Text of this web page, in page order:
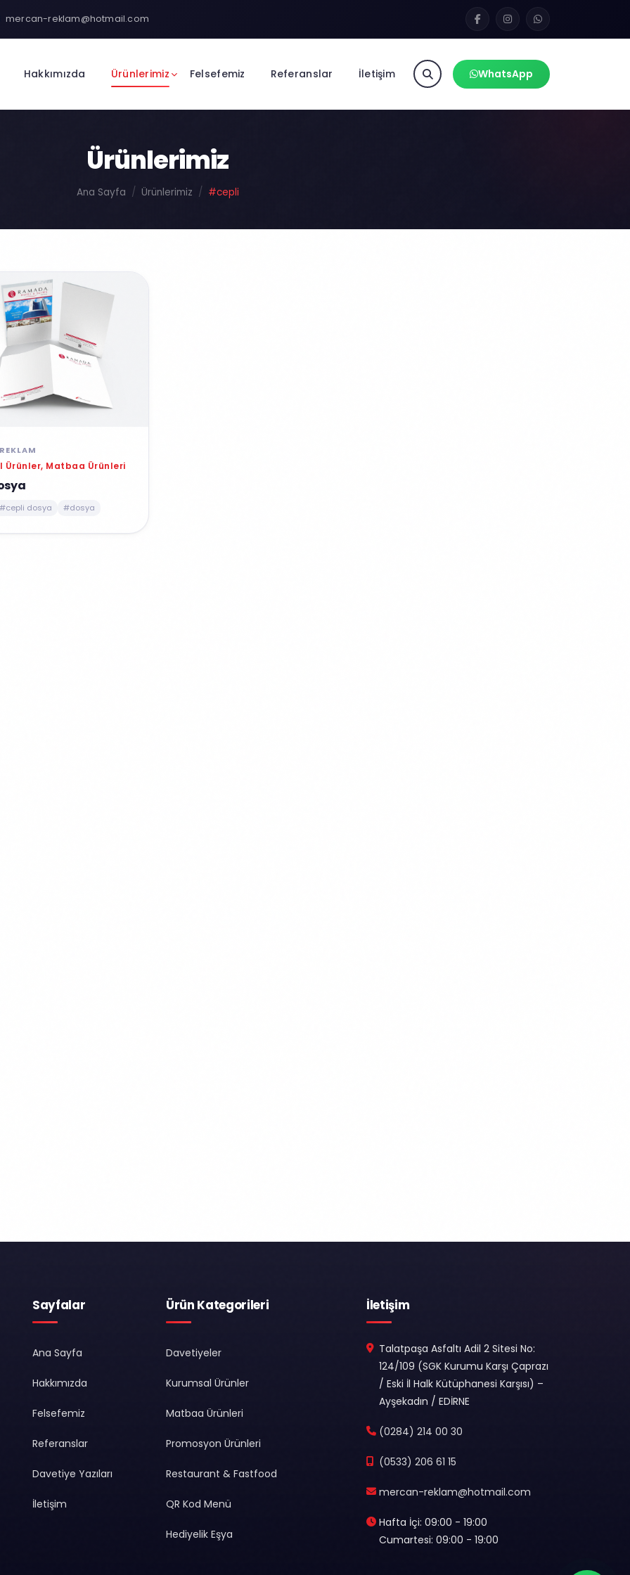
mercan-reklam@hotmail.com
Hakkımızda Ürünlerimiz Felsefemiz Referanslar İletişim WhatsApp
Ürünlerimiz
Ana Sayfa Ürünlerimiz #cepli
Ürünler, Matbaa Ürünleri
#cepli dosya #dosya
Sayfalar
Ana Sayfa
Hakkımızda
Felsefemiz
Referanslar
Davetiye Yazıları
İletişim
Ürün Kategorileri
Davetiyeler
Kurumsal Ürünler
Matbaa Ürünleri
Promosyon Ürünleri
Restaurant & Fastfood
QR Kod Menü
Hediyelik Eşya
İletişim
Talatpaşa Asfaltı Adil 2 Sitesi No:
124/109 (SGK Kurumu Karşı Çaprazı
/ Eski İl Halk Kütüphanesi Karşısı) –
Ayşekadın / EDİRNE
(0284) 214 00 30
(0533) 206 61 15
mercan-reklam@hotmail.com
Hafta İçi: 09:00 - 19:00
Cumartesi: 09:00 - 19:00